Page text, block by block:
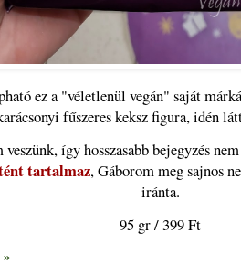
ez a "véletlenül vegán" saját
fűszeres keksz figura, idén
veszünk, így hosszasabb bejegyzés
tartalmaz, Gáborom meg sajnos
iránta.
95 gr / 399 Ft